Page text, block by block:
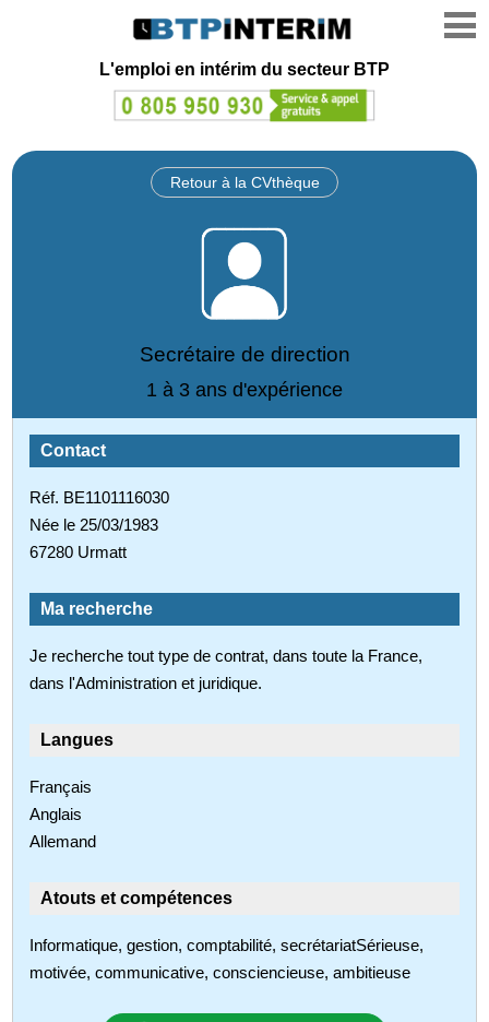
L'emploi en intérim du secteur BTP
Retour à la CVthèque
Secrétaire de direction
1 à 3 ans d'expérience
Contact
Réf. BE1101116030
Née le 25/03/1983
67280 Urmatt
Ma recherche
Je recherche tout type de contrat, dans toute la France,
dans l'Administration et juridique.
Langues
Français
Anglais
Allemand
Atouts et compétences
Informatique, gestion, comptabilité, secrétariatSérieuse,
motivée, communicative, consciencieuse, ambitieuse